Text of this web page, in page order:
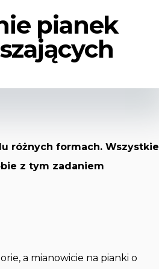
pianek
różnych formach. Wszystkie
z tym zadaniem
a mianowicie na pianki o